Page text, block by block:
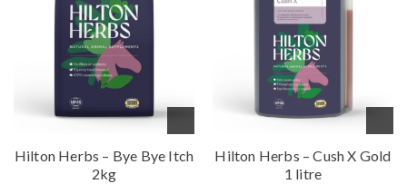
Hilton Herbs – Bye Bye Itch
2kg
Hilton Herbs – Cush X Gold
1 litre